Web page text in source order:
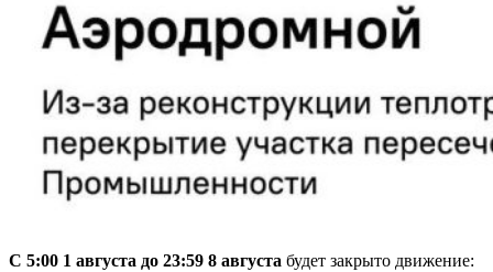
С 5:00 1 августа до 23:59 8 августа будет закрыто движение: